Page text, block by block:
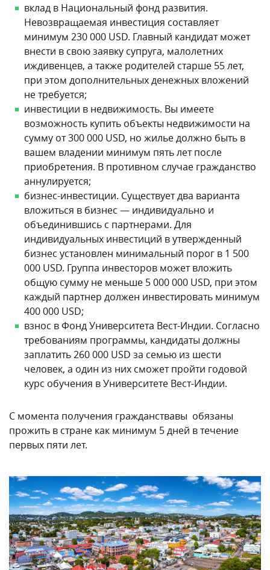
вклад в Национальный фонд развития.
Невозвращаемая инвестиция составляет
минимум 230 000 USD. Главный кандидат может
внести в свою заявку супруга, малолетних
иждивенцев, а также родителей старше 55 лет,
при этом дополнительных денежных вложений
не требуется;
инвестиции в недвижимость. Вы имеете
возможность купить объекты недвижимости на
сумму от 300 000 USD, но жилье должно быть в
вашем владении минимум пять лет после
приобретения. В противном случае гражданство
аннулируется;
бизнес-инвестиции. Существует два варианта
вложиться в бизнес — индивидуально и
объединившись с партнерами. Для
индивидуальных инвестиций в утвержденный
бизнес установлен минимальный порог в 1 500
000 USD. Группа инвесторов может вложить
общую сумму не меньше 5 000 000 USD, при этом
каждый партнер должен инвестировать минимум
400 000 USD;
взнос в Фонд Университета Вест-Индии. Согласно
требованиям программы, кандидаты должны
заплатить 260 000 USD за семью из шести
человек, а один из них сможет пройти годовой
курс обучения в Университете Вест-Индии.
С момента получения гражданствавы обязаны
прожить в стране как минимум 5 дней в течение
первых пяти лет.